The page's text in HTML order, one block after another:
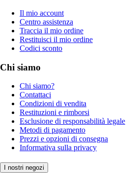
Il mio account
Centro assistenza
Traccia il mio ordine
Restituisci il mio ordine
Codici sconto
Chi siamo
Chi siamo?
Contattaci
Condizioni di vendita
Restituzioni e rimborsi
Esclusione di responsabilità legale
Metodi di pagamento
Prezzi e opzioni di consegna
Informativa sulla privacy
I nostri negozi